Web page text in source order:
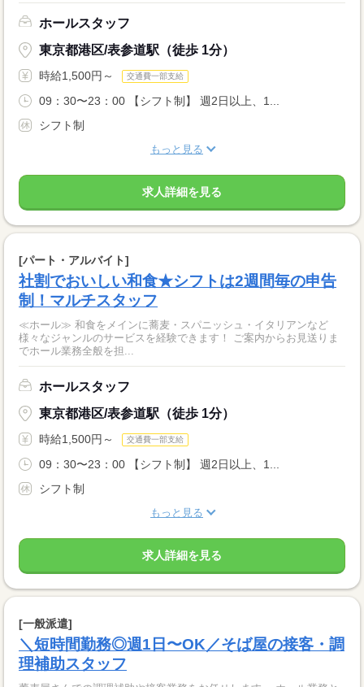
ホールスタッフ
東京都港区/表参道駅（徒歩 1分）
時給1,500円～ 交通費一部支給
09：30〜23：00 【シフト制】 週2日以上、1...
シフト制
もっと見る
求人詳細を見る
[パート・アルバイト]
社割でおいしい和食★シフトは2週間毎の申告
制！マルチスタッフ
≪ホール≫ 和食をメインに蕎麦・スパニッシュ・イタリアンなど
様々なジャンルのサービスを経験できます！ ご案内からお見送りま
でホール業務全般を担...
ホールスタッフ
東京都港区/表参道駅（徒歩 1分）
時給1,500円～ 交通費一部支給
09：30〜23：00 【シフト制】 週2日以上、1...
シフト制
もっと見る
求人詳細を見る
[一般派遣]
＼短時間勤務◎週1日〜OK／そば屋の接客・調
理補助スタッフ